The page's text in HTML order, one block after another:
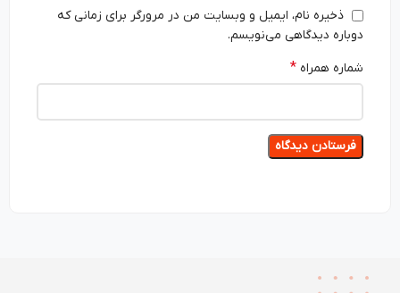
ذخیره نام، ایمیل و وبسایت من در مرورگر برای زمانی که
دوباره دیدگاهی می‌نویسم.
شماره همراه*